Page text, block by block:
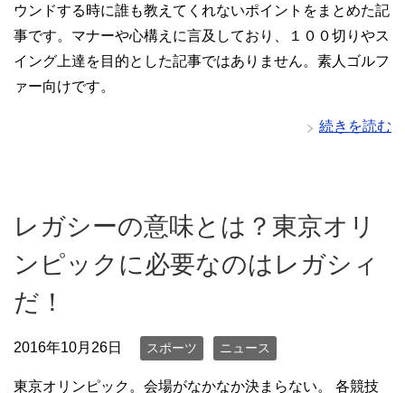
ウンドする時に誰も教えてくれないポイントをまとめた記
事です。マナーや心構えに言及しており、１００切りやス
イング上達を目的とした記事ではありません。素人ゴルフ
ァー向けです。
続きを読む
レガシーの意味とは？東京オリ
ンピックに必要なのはレガシィ
だ！
2016年10月26日 スポーツ ニュース
東京オリンピック。会場がなかなか決まらない。 各競技